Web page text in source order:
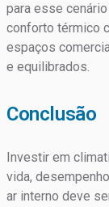
para esse
conforto térmico
espaços
e equilibrados.
Conclusão
Investir em
vida,
ar interno deve